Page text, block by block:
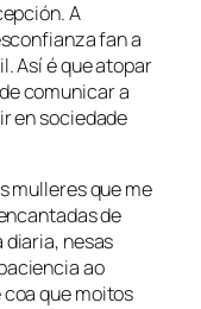
A
fan a
Así é que atopar
comunicar a
en sociedade
mulleres que me
de
diaria, nesas
ao
que moitos